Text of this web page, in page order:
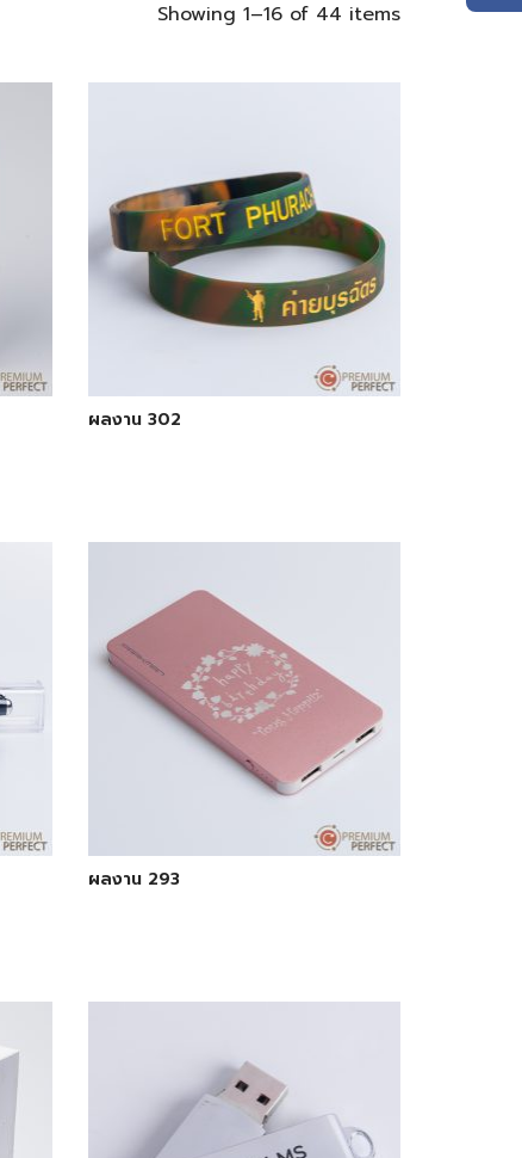
Showing 1–16 of 44 items
ผลงาน 302
ผลงาน 293